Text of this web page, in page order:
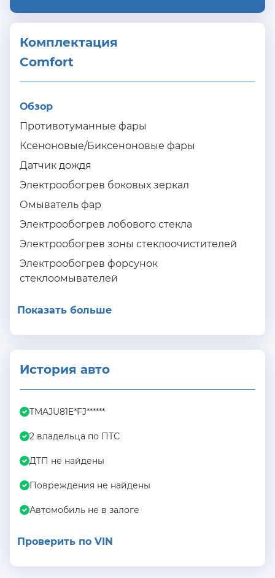
Комплектация
Comfort
Обзор
Противотуманные фары
Ксеноновые/Биксеноновые фары
Датчик дождя
Электрообогрев боковых зеркал
Омыватель фар
Электрообогрев лобового стекла
Электрообогрев зоны стеклоочистителей
Электрообогрев форсунок
стеклоомывателей
Показать больше
История авто
TMAJU81E*FJ******
2 владельца по ПТС
ДТП не найдены
Повреждения не найдены
Автомобиль не в залоге
Проверить по VIN